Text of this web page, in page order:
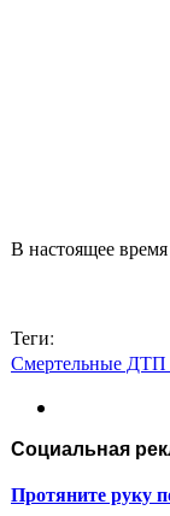
В настоящее
Теги:
Смертельные ДТП
Социальная
Протяните руку